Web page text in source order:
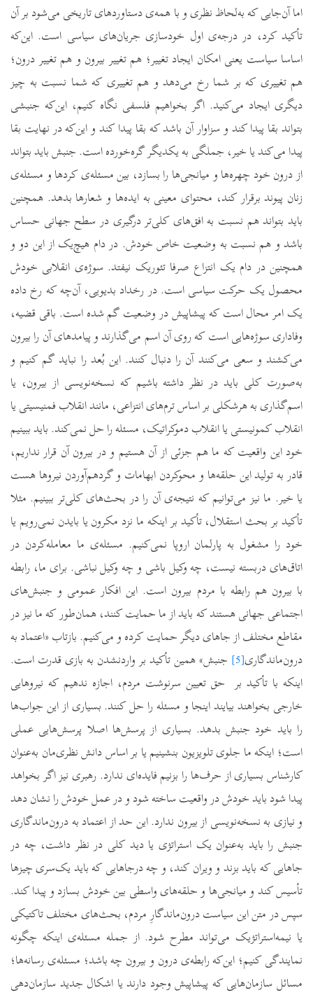
اما آن‌جایی که به‌لحاظ نظری و با همه‌ی دستاوردهای تاریخی می‌شود بر آن
تأکید کرد، در درجه‌ی اول خودسازی جریان‌های سیاسی است. این‌که
اساسا سیاست یعنی امکان ایجاد تغییر؛ هم تغییر بیرون و هم تغییر درون؛
هم تغییری که بر شما رخ می‌دهد و هم تغییری که شما نسبت به چیز
دیگری ایجاد می‌کنید. اگر بخواهیم فلسفی نگاه کنیم، این‌که جنبشی
بتواند بقا پیدا کند و سزاوار آن باشد که بقا پیدا کند و این‌که در نهایت بقا
پیدا می‌کند یا خیر، جملگی به یکدیگر گره‌خورده است. جنبش باید بتواند
از درون خود چهره‌ها و میانجی‌ها را بسازد، بین مسئله‌ی کردها و مسئله‌ی
زنان پیوند برقرار کند، محتوای معینی به ایده‌ها و شعارها بدهد. همچنین
باید بتواند هم نسبت به افق‌های کلی‌تر درگیری در سطح جهانی حساس
باشد و هم نسبت به وضعیت خاص خودش. در دام هیچ‌یک از این دو و
همچنین در دام یک انتزاع صرفا تئوریک نیفتد. سوژه‌ی انقلابی خودش
محصول یک حرکت سیاسی است. در رخداد بدیویی، آن‌چه که رخ داده
یک امر محال است که پیشاپیش در وضعیت گم شده است. باقی قضیه،
وفاداری سوژه‌هایی است که روی آن اسم می‌گذارند و پیامدهای آن را بیرون
می‌کشند و سعی می‌کنند آن را دنبال کنند. این بُعد را نباید گم کنیم و
به‌صورت کلی باید در نظر داشته باشیم که نسخه‌نویسی از بیرون، یا
اسم‌گذاری به هرشکلی بر اساس ترم‌های انتزاعی، مانند انقلاب فمنیسیتی یا
انقلاب کمونیستی یا انقلاب دموکراتیک، مسئله را حل نمی‌کند. باید ببینیم
خود این واقعیت که ما هم جزئی از آن هستیم و در بیرون آن قرار نداریم،
قادر به تولید این حلقه‌ها و محوکردن ابهامات و گردهم‌آوردن نیروها هست
یا خیر. ما نیز می‌توانیم که نتیجه‌ی آن را در بحث‌های کلی‌تر ببینیم. مثلا
تأکید بر بحث استقلال، تأکید بر اینکه ما نزد مکرون یا بایدن نمی‌رویم یا
خود را مشغول به پارلمان اروپا نمی‌کنیم. مسئله‌ی ما معامله‌کردن در
اتاق‌های دربسته نیست، چه وکیل باشی و چه وکیل نباشی. برای ما، رابطه
با بیرون هم رابطه با مردم بیرون است. این افکار عمومی و جنبش‌های
اجتماعی جهانی هستند که باید از ما حمایت کنند، همان‌طور که ما نیز در
مقاطع مختلف از جاهای دیگر حمایت کرده و می‌کنیم. بازتاب «اعتماد به
درون‌ماندگاری[5]
جنبش» همین تأکید بر واردنشدن به بازی قدرت است.
اینکه با تأکید بر حق تعیین سرنوشت مردم، اجازه ندهیم که نیروهایی
خارجی بخواهند بیایند اینجا و مسئله را حل کنند. بسیاری از این جواب‌ها
را باید خود جنبش بدهد. بسیاری از پرسش‌ها اصلا پرسش‌هایی عملی
است؛ اینکه ما جلوی تلویزیون بنشینیم یا بر اساس دانش نظری‌مان به‌عنوان
کارشناس بسیاری از حرف‌ها را بزنیم فایده‌ای ندارد. رهبری نیز اگر بخواهد
پیدا شود باید خودش در واقعیت ساخته شود و در عمل خودش را نشان دهد
و نیازی به نسخه‌نویسی از بیرون ندارد. این حد از اعتماد به درون‌‌ماندگاری‌
جنبش را باید به‌عنوان یک استراتژی یا دید کلی در نظر داشت، چه در
جاهایی که باید بزند و ویران کند، و چه درجاهایی که باید یک‌سری چیزها
تأسیس کند و میانجی‌ها و حلقه‌های واسطی بین خودش بسازد و پیدا کند.
سپس در متن این سیاست درون‌ماندگارِ مردم، بحث‌های مختلف تاکتیکی
یا نیمه‌استراتژیک می‌تواند مطرح شود. از جمله مسئله‌ی اینکه چگونه
نمایندگی کنیم؛ این‌که رابطه‌ی درون و بیرون چه باشد؛ مسئله‌ی رسانه‌ها؛
مسائل سازمان‌هایی که پیشاپیش وجود دارند یا اشکال جدید سازمان‌دهی